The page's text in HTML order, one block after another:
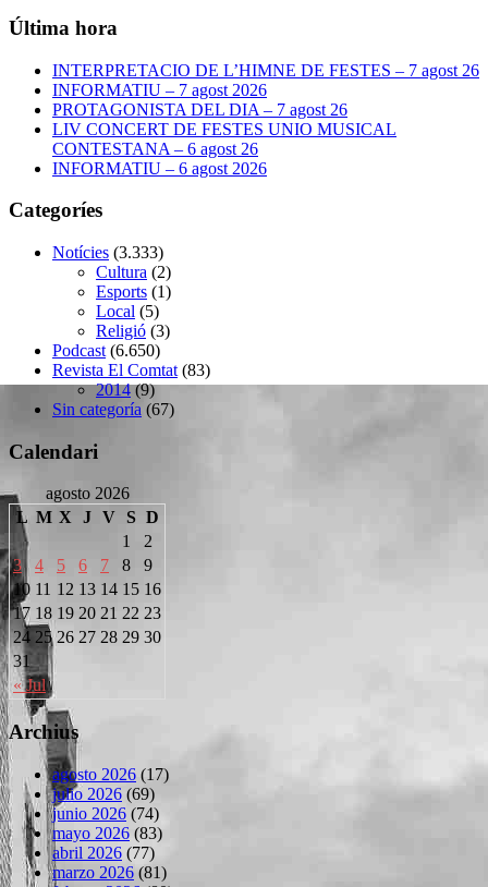
Última hora
INTERPRETACIO DE L’HIMNE DE FESTES – 7 agost 26
INFORMATIU – 7 agost 2026
PROTAGONISTA DEL DIA – 7 agost 26
LIV CONCERT DE FESTES UNIO MUSICAL
CONTESTANA – 6 agost 26
INFORMATIU – 6 agost 2026
Categoríes
Notícies (3.333)
Cultura (2)
Esports (1)
Local (5)
Religió (3)
Podcast (6.650)
Revista El Comtat (83)
2014(9)
Sin categoría (67)
Calendari
agosto 2026
L M X J V S D
« Jul
1
2
3
4 5 6 7 8
9
10 11 12 13 14 15 16
17 18 19 20 21 22 23
24 25 26 27 28 29 30
31
Archius
agosto 2026 (17)
julio 2026 (69)
junio 2026 (74)
mayo 2026 (83)
abril 2026 (77)
marzo 2026 (81)